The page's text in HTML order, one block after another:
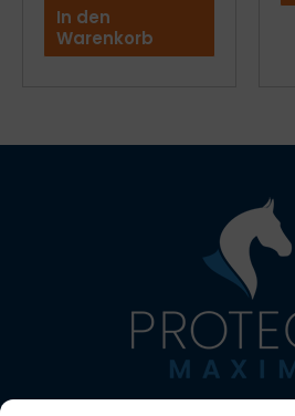
In den
Warenkorb